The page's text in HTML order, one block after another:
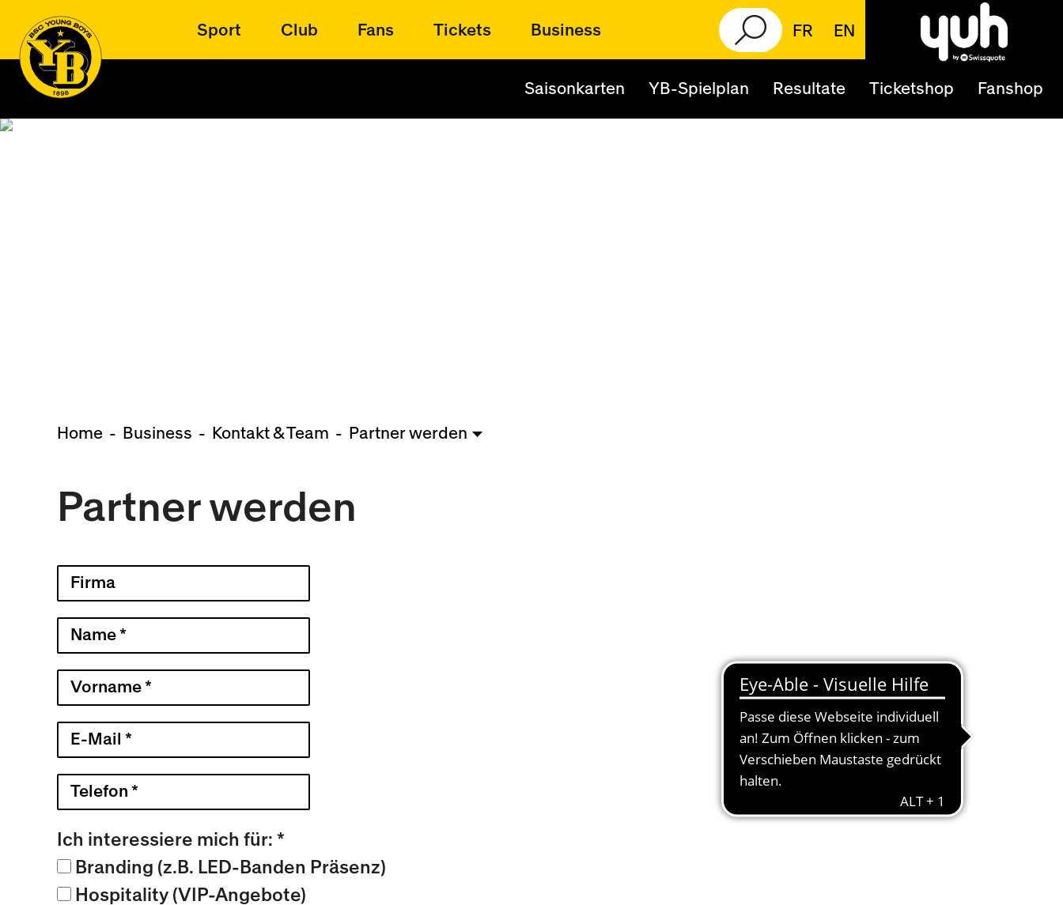
Sport Club Fans Tickets Business FR EN
Saisonkarten YB-Spielplan Resultate Ticketshop Fanshop
Home Business Kontakt & Team Partner werden
Partner werden
Ich interessiere mich für: *
Branding (z.B. LED-Banden Präsenz)
Hospitality (VIP-Angebote)